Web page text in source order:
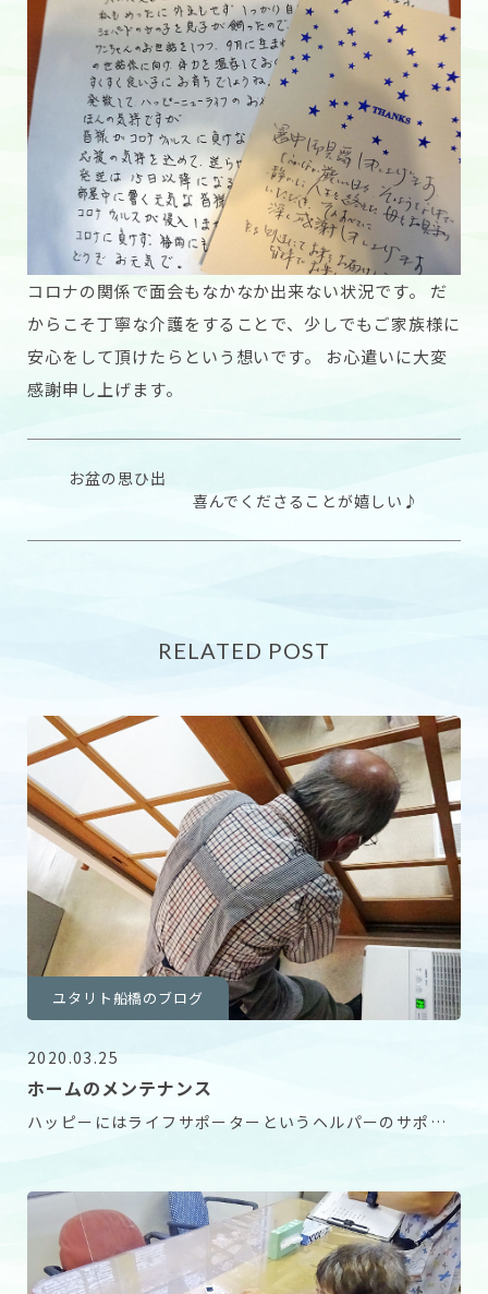
コロナの関係で面会もなかなか出来ない状況です。 だ
からこそ丁寧な介護をすることで、少しでもご家族様に
安心をして頂けたらという想いです。 お心遣いに大変
感謝申し上げます。
お盆の思ひ出
喜んでくださることが嬉しい♪
RELATED POST
ユタリト船橋のブログ
2020.03.25
ホームのメンテナンス
ハッピーにはライフサポーターというヘルパーのサポー